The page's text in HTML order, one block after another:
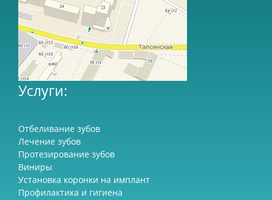
Услуги:
Отбеливание зубов
Лечение зубов
Протезирование зубов
Виниры
Установка коронки на имплант
Профилактика и гигиена